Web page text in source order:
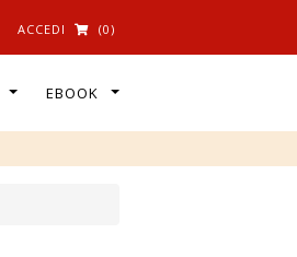
ACCEDI (0)
EBOOK